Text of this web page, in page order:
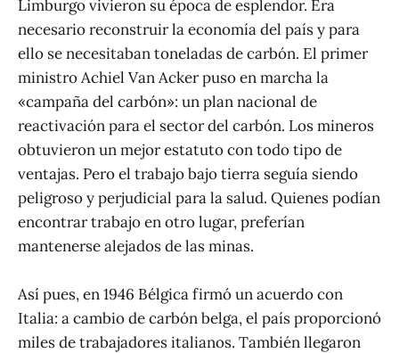
Limburgo vivieron su época de esplendor. Era
necesario reconstruir la economía del país y para
ello se necesitaban toneladas de carbón. El primer
ministro Achiel Van Acker puso en marcha la
«campaña del carbón»: un plan nacional de
reactivación para el sector del carbón. Los mineros
obtuvieron un mejor estatuto con todo tipo de
ventajas. Pero el trabajo bajo tierra seguía siendo
peligroso y perjudicial para la salud. Quienes podían
encontrar trabajo en otro lugar, preferían
mantenerse alejados de las minas.
Así pues, en 1946 Bélgica firmó un acuerdo con
Italia: a cambio de carbón belga, el país proporcionó
miles de trabajadores italianos. También llegaron